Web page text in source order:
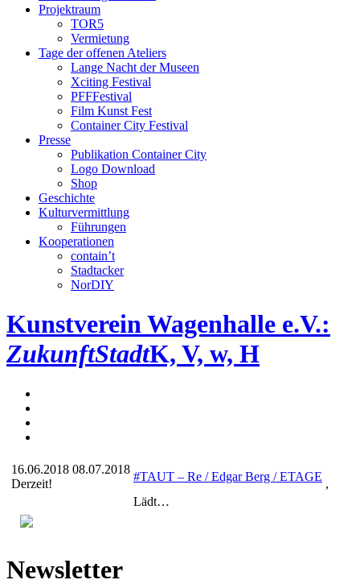
Projektraum
TOR5
Vermietung
Tage der offenen Ateliers
Lange Nacht der Museen
Xciting Festival
PFFFestival
Film Kunst Fest
Container City Festival
Presse
Publikation Container City
Logo Download
Shop
Geschichte
Kulturvermittlung
Führungen
Kooperationen
contain’t
Stadtacker
NorDIY
Kunstverein Wagenhalle e.V.:
ZukunftStadtK, V, w, H
16.06.2018 08.07.2018
Derzeit!
#TAUT – Re / Edgar Berg / ETAGE
,
Lädt…
Newsletter